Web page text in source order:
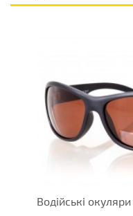
Водійські